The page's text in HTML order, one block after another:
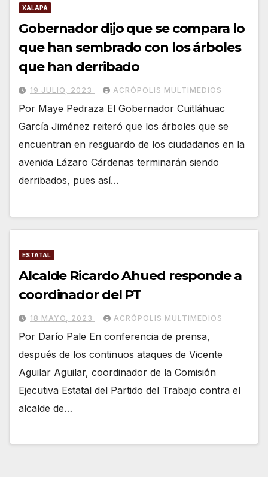
XALAPA
Gobernador dijo que se compara lo
que han sembrado con los árboles
que han derribado
19 JULIO, 2023 ACRÓPOLIS MULTIMEDIOS
Por Maye Pedraza El Gobernador Cuitláhuac
García Jiménez reiteró que los árboles que se
encuentran en resguardo de los ciudadanos en la
avenida Lázaro Cárdenas terminarán siendo
derribados, pues así…
ESTATAL
Alcalde Ricardo Ahued responde a
coordinador del PT
18 MAYO, 2023 ACRÓPOLIS MULTIMEDIOS
Por Darío Pale En conferencia de prensa,
después de los continuos ataques de Vicente
Aguilar Aguilar, coordinador de la Comisión
Ejecutiva Estatal del Partido del Trabajo contra el
alcalde de…